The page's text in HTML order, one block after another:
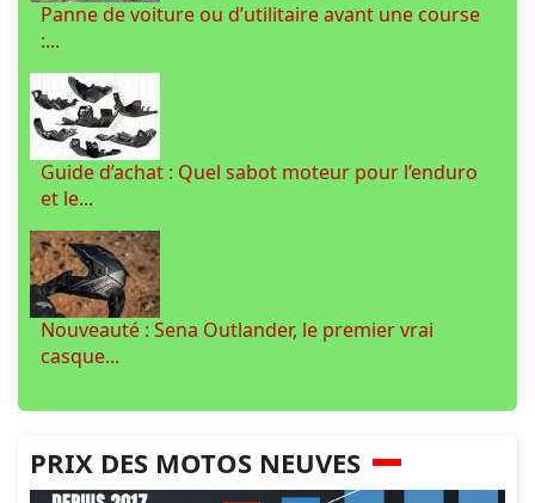
Panne de voiture ou d’utilitaire avant une course
:...
Guide d’achat : Quel sabot moteur pour l’enduro
et le...
Nouveauté : Sena Outlander, le premier vrai
casque...
PRIX DES MOTOS NEUVES